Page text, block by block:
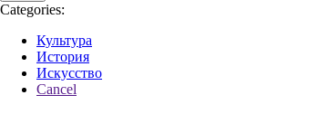
Categories:
Культура
История
Искусство
Cancel